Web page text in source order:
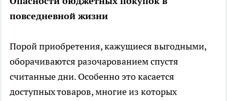
повседневной жизни
Порой приобретения, кажущиеся выгодными,
оборачиваются разочарованием спустя
считанные дни. Особенно это касается
доступных товаров, многие из которых